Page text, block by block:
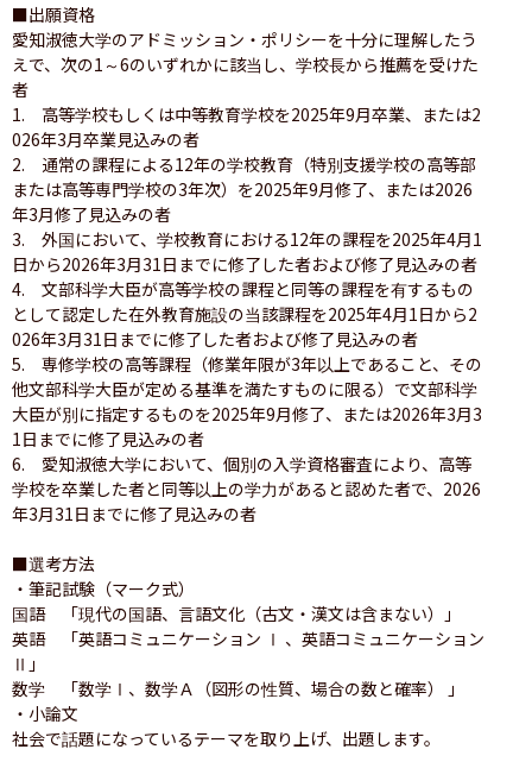
■出願資格
愛知淑徳大学のアドミッション・ポリシーを十分に理解したう
えで、次の1～6のいずれかに該当し、学校長から推薦を受けた
者
1.　高等学校もしくは中等教育学校を2025年9月卒業、または2
026年3月卒業見込みの者
2.　通常の課程による12年の学校教育（特別支援学校の高等部
または高等専門学校の3年次）を2025年9月修了、または2026
年3月修了見込みの者
3.　外国において、学校教育における12年の課程を2025年4月1
日から2026年3月31日までに修了した者および修了見込みの者
4.　文部科学大臣が高等学校の課程と同等の課程を有するもの
として認定した在外教育施設の当該課程を2025年4月1日から2
026年3月31日までに修了した者および修了見込みの者
5.　専修学校の高等課程（修業年限が3年以上であること、その
他文部科学大臣が定める基準を満たすものに限る）で文部科学
大臣が別に指定するものを2025年9月修了、または2026年3月3
1日までに修了見込みの者
6.　愛知淑徳大学において、個別の入学資格審査により、高等
学校を卒業した者と同等以上の学力があると認めた者で、2026
年3月31日までに修了見込みの者
■選考方法
・筆記試験（マーク式）
国語　「現代の国語、言語文化（古文・漢文は含まない）」
英語　「英語コミュニケーション Ⅰ 、英語コミュニケーション
Ⅱ」
数学　「数学Ⅰ、数学Ａ（図形の性質、場合の数と確率） 」
・小論文
社会で話題になっているテーマを取り上げ、出題します。